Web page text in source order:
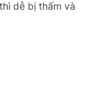
dễ bị thấm và